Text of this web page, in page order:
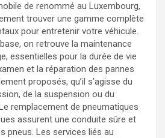
de renommé au Luxembourg,
trouver une gamme complète
pour entretenir votre véhicule.
on retrouve la maintenance
essentielles pour la durée de vie
et la réparation des pannes
proposés, qu’il s’agisse du
de la suspension ou du
remplacement de pneumatiques
assurent une conduite sûre et
pneus. Les services liés au